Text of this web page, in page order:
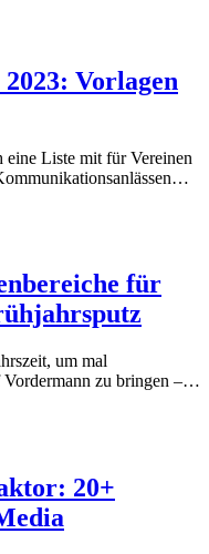
Vorlagen
eine Liste mit für Vereinen
für
um mal
Vordermann zu bringen –…
20+